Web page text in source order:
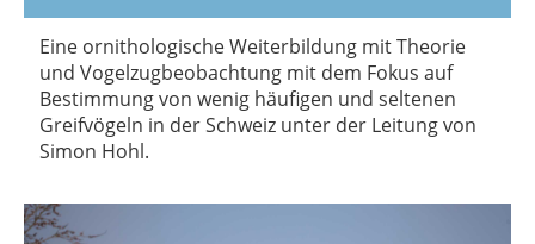
Eine ornithologische Weiterbildung mit Theorie
und Vogelzugbeobachtung mit dem Fokus auf
Bestimmung von wenig häufigen und seltenen
Greifvögeln in der Schweiz unter der Leitung von
Simon Hohl.